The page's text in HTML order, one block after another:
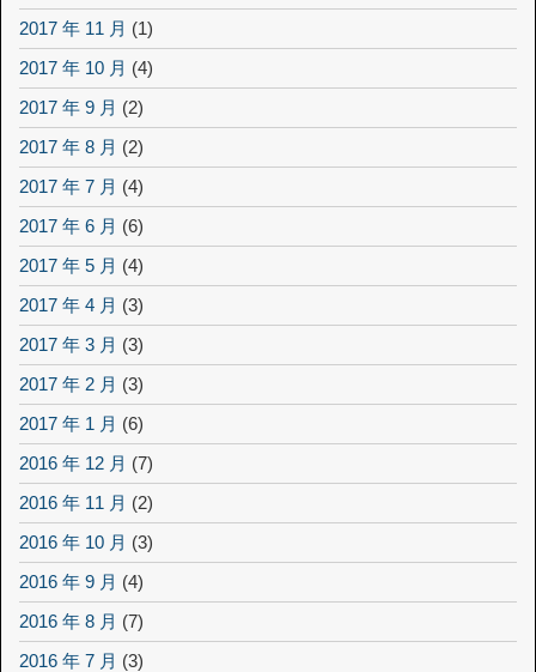
2017 年 11 月 (1)
2017 年 10 月 (4)
2017 年 9 月 (2)
2017 年 8 月 (2)
2017 年 7 月 (4)
2017 年 6 月 (6)
2017 年 5 月 (4)
2017 年 4 月 (3)
2017 年 3 月 (3)
2017 年 2 月 (3)
2017 年 1 月 (6)
2016 年 12 月 (7)
2016 年 11 月 (2)
2016 年 10 月 (3)
2016 年 9 月 (4)
2016 年 8 月 (7)
2016 年 7 月 (3)